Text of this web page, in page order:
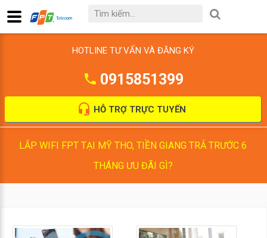
HOTLINE TƯ VẤN VÀ ĐĂNG KÝ
0915851399
HỖ TRỢ TRỰC TUYẾN
LẮP WIFI FPT TẠI MỸ THO, TIỀN GIANG TRẢ TRƯỚC 6
THÁNG ƯU ĐÃI GÌ?